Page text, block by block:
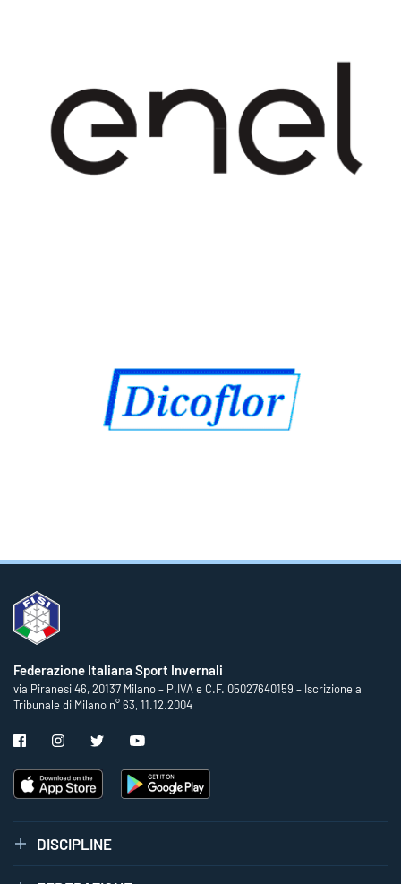
Federazione Italiana Sport Invernali
via Piranesi 46, 20137 Milano – P.IVA e C.F. 05027640159 – Iscrizione al
Tribunale di Milano n° 63, 11.12.2004
DISCIPLINE